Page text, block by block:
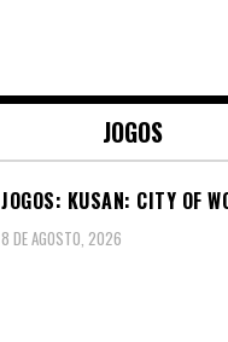
JOGOS
JOGOS: KUSAN: CITY OF
8 DE AGOSTO, 2026